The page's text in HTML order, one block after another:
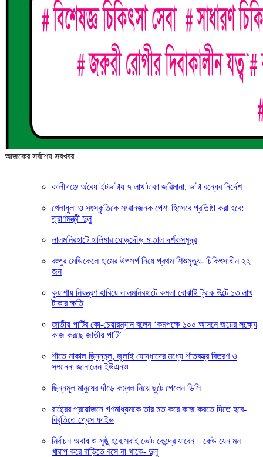
আজকের সর্বশেষ সবখবর
কালীগঞ্জে অবৈধ ইটভাটায় ৭ লাখ টাকা জরিমানা, ভাটা বন্ধের নির্দেশ
খেলাধুলা ও সংস্কৃতিকে সম্মানজনক পেশা হিসেবে প্রতিষ্ঠা করা হবে:
ত্রাণমন্ত্রী দুলু
লালমনিরহাটে হালিমার ঘোড়দৌড় মাতাল দর্শকসমুদ্র
রংপুর মেডিকেলে হামের উপসর্গ নিয়ে প্রথম শিশুমৃত্যু- চিকিৎসাধীন ২২
জন
কুয়াশায় নিয়ন্ত্রণ হারিয়ে লালমনিরহাটে কমলা বোঝাই ট্রাক উল্টে ১৩ লাখ
টাকার ক্ষতি
জাতীয় পার্টির কো-চেয়ারম্যান বলেন ‘কমপক্ষে ১০০ আসনে জয়ের লক্ষ্যে
কাজ করছে জাতীয় পার্টি’
শীতে নাকাল ছিন্নমূল, জুলাই যোদ্ধাদের মধ্যে শীতবস্ত্র বিতরণ ও
সম্মাননা জানালেন ইউএনও
ছিন্নমূল মানুষের দাঁড়ে কম্বল নিয়ে ছুটে গেলেন ডিসি
রাষ্ট্রের প্রয়োজনে গণমাধ্যমকে তার মত করে কাজ করতে দিতে হবে-
বিবৃতিতে প্রেস ফাইভ
নির্বাচন অবাধ ও সুষ্ঠু হবে,সবাই ভোট কেন্দ্রে যাবেন। কেউ যেন মন
খারাপ করে বাড়িতে বসে না থাকে- দুলু